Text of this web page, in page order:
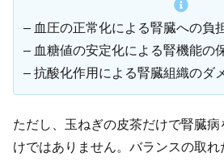
– 血圧の正常化による腎臓への負
– 血糖値の安定化による腎機能の
– 抗酸化作用による腎臓組織のダ
ただし、玉ねぎの皮茶だけで腎臓
けではありません。バランスの取れ